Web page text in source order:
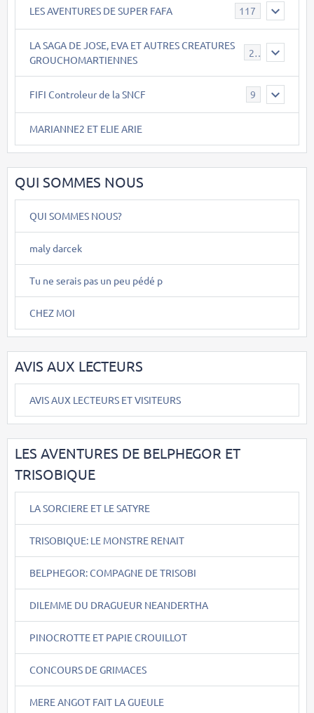
LES AVENTURES DE SUPER FAFA 117
LA SAGA DE JOSE, EVA ET AUTRES CREATURES
GROUCHOMARTIENNES
26
FIFI Controleur de la SNCF 9
MARIANNE2 ET ELIE ARIE
QUI SOMMES NOUS
QUI SOMMES NOUS?
maly darcek
Tu ne serais pas un peu pédé p
CHEZ MOI
AVIS AUX LECTEURS
AVIS AUX LECTEURS ET VISITEURS
LES AVENTURES DE BELPHEGOR ET
TRISOBIQUE
LA SORCIERE ET LE SATYRE
TRISOBIQUE: LE MONSTRE RENAIT
BELPHEGOR: COMPAGNE DE TRISOBI
DILEMME DU DRAGUEUR NEANDERTHA
PINOCROTTE ET PAPIE CROUILLOT
CONCOURS DE GRIMACES
MERE ANGOT FAIT LA GUEULE